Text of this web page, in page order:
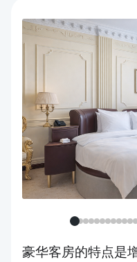
豪华客房的特点是